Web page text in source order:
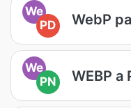
We
PD
WebP
We
PN
WEBP a